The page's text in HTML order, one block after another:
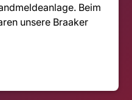
Beim
unsere Braaker